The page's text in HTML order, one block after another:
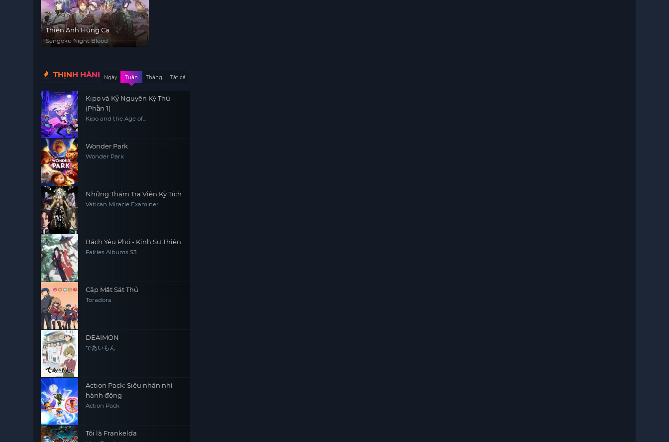
Thiên Anh Hùng Ca
Sengoku Night Blood
THỊNH HÀNHNgày Tuần Tháng Tất cả
Kipo và Kỷ Nguyên Kỳ Thú
(Phần 1)
Kipo and the Age of
Wonder Park
Wonder Park
Những Thẩm Tra Viên Kỳ Tích
Vatican Miracle Examiner
Bách Yêu Phổ - Kinh Sư Thiên
Fairies Albums S3
Cặp Mắt Sát Thủ
Toradora
DEAIMON
であいもん
Action Pack: Siêu nhân nhí
hành động
Action Pack
Tôi là Frankelda